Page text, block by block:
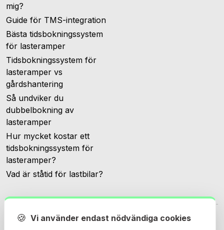
mig?
Guide för TMS-integration
Bästa tidsbokningssystem
för lasteramper
Tidsbokningssystem för
lasteramper vs
gårdshantering
Så undviker du
dubbelbokning av
lasteramper
Hur mycket kostar ett
tidsbokningssystem för
lasteramper?
Vad är ståtid för lastbilar?
🍪 Vi använder endast nödvändiga cookies